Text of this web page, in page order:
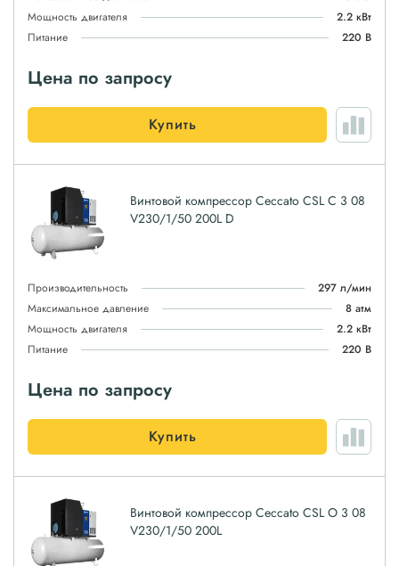
Мощность двигателя
2.2 кВт
Питание
220 В
Цена по запросу
Купить
Винтовой компрессор Ceccato CSL C 3 08
V230/1/50 200L D
Производительность
297 л/мин
Максимальное давление
8 атм
Мощность двигателя
2.2 кВт
Питание
220 В
Цена по запросу
Купить
Винтовой компрессор Ceccato CSL O 3 08
V230/1/50 200L